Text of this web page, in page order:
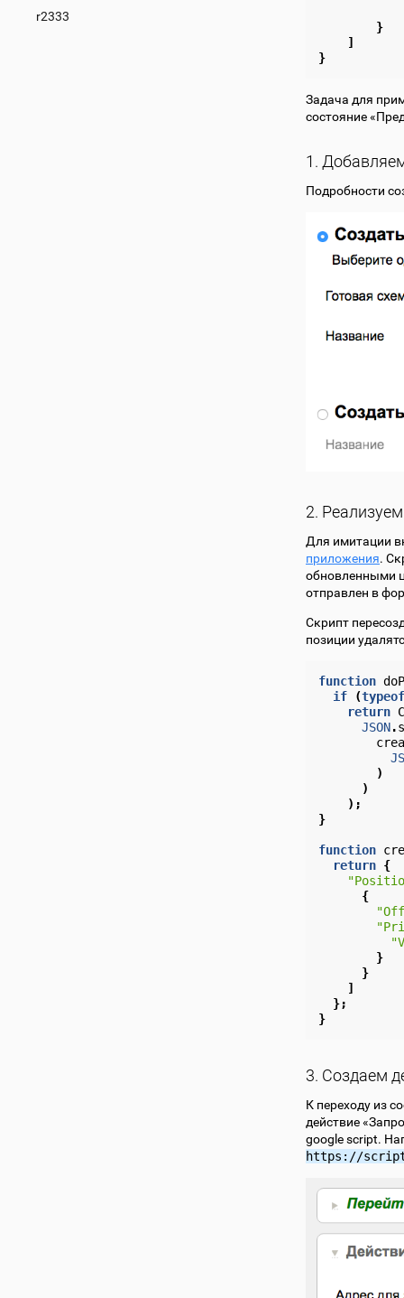
r2333
}
]
}
Задача для
состояние
1.
Подробности
2.
Для имитации
приложения.
обновленными
отправлен в
Скрипт
позиции
function
if
(typeof
return
JSON.
)
)
);
}
function
return {
{
}
}
]
};
}
3. Создаем
К переходу из
действие
google script.
https://